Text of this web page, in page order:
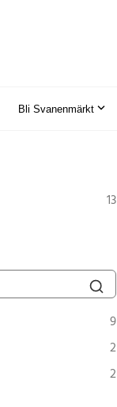
Bli Svanenmärkt
13
9
2
2